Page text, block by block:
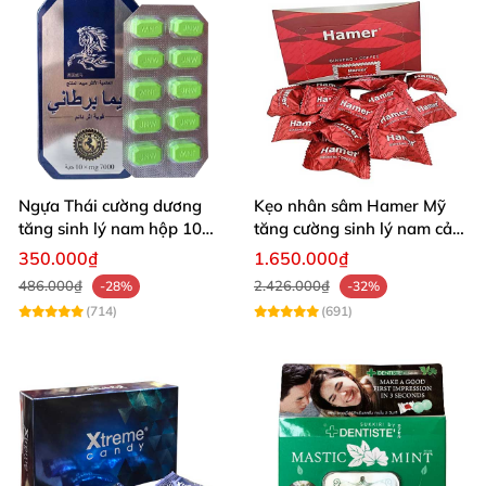
Ngựa Thái cường dương
tăng sinh lý nam hộp 10
viên cao cấp chuẩn Thái
350.000₫
486.000₫
-28%
(714)
Kẹo nhân sâm Hamer Mỹ
tăng cường sinh lý nam cải
thiện sức khỏe
1.650.000₫
2.426.000₫
-32%
(691)